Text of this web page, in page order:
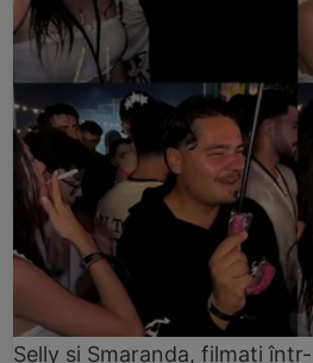
Selly și Smaranda, filmați